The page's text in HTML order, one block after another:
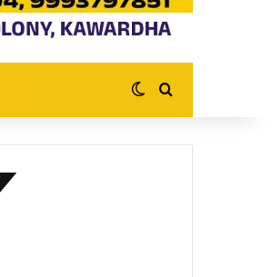
Switch skin
Search for